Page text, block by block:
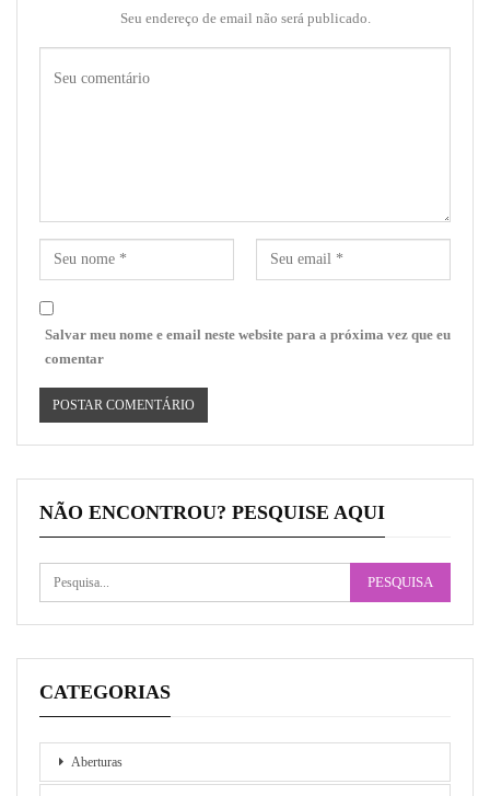
Seu endereço de email não será publicado.
Salvar meu nome e email neste website para a próxima vez que eu
comentar
NÃO ENCONTROU? PESQUISE AQUI
CATEGORIAS
Aberturas